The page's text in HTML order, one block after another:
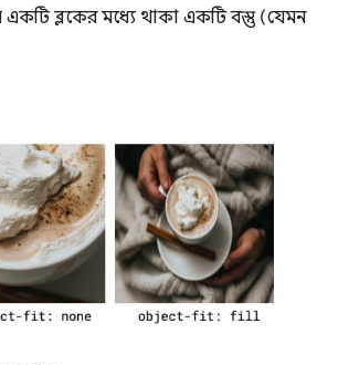
একটি ব্লকের মধ্যে থাকা একটি বস্তু (যেমন